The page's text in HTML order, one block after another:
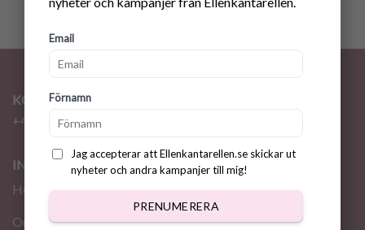
Email
Förnamn
Jag accepterar att Ellenkantarellen.se skickar ut
nyheter och andra kampanjer till mig!
PRENUMERERA
KONTAKT
+46 72 310 46 48
INFORMATION
Hem
Om oss